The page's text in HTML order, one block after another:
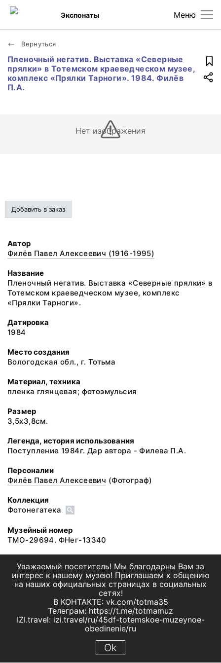
Меню
Экспонаты
Вернуться
Пленочный негатив. Выставка «Северные
прялки» в Тотемском краеведческом музее,
комплекс «Прялки Тарноги». 1984. Филёв
П.А.
Нет изображения
Добавить в заказ
Автор
Филёв Павел Алексеевич (1916-1995)
Название
Пленочный негатив. Выставка «Северные прялки» в
Тотемском краеведческом музее, комплекс
«Прялки Тарноги».
Датировка
1984
Место создания
Вологодская обл., г. Тотьма
Материал, техника
пленка глянцевая; фотоэмульсия
Размер
3,5х3,8см.
Легенда, история использования
Поступление 1984г. Дар автора - Филева П.А.
Персоналии
Филёв Павел Алексеевич (Фотограф)
Коллекция
Фотонегатека
Музейный номер
ТМО-29694. ФНег-13340
Уважаемый посетитель! Мы благодарны Вам за
интерес к нашему музею! Приглашаем к общению
на наших официальных страницах в социальных
сетях!
В КОНТАКТЕ: vk.com/totma35
Телеграм: https://t.me/totmamuz
IZI.travel: izi.travel/ru/45df-totemskoe-muzeynoe-
obedinenie/ru
Ok